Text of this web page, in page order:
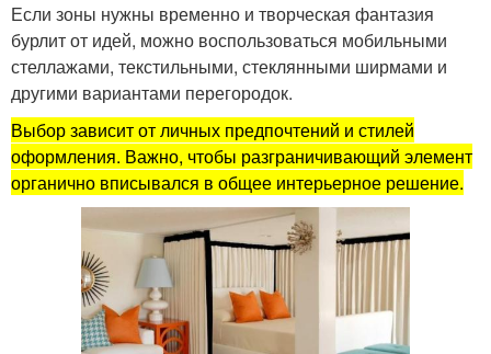
Если зоны нужны временно и творческая фантазия
бурлит от идей, можно воспользоваться мобильными
стеллажами, текстильными, стеклянными ширмами и
другими вариантами перегородок.
Выбор зависит от личных предпочтений и стилей
оформления. Важно, чтобы разграничивающий элемент
органично вписывался в общее интерьерное решение.